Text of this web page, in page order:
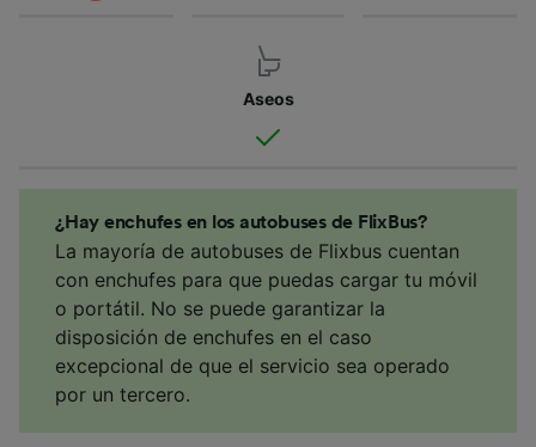
Aseos
¿Hay enchufes en los autobuses de FlixBus?
La mayoría de autobuses de Flixbus cuentan
con enchufes para que puedas cargar tu móvil
o portátil. No se puede garantizar la
disposición de enchufes en el caso
excepcional de que el servicio sea operado
por un tercero.